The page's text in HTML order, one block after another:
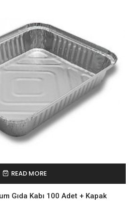
READ MORE
Gıda Kabı 100 Adet + Kapak